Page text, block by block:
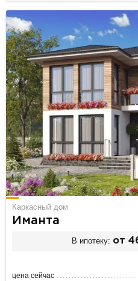
Каркасный дом
Иманта
В ипотеку: от
цена сейчас